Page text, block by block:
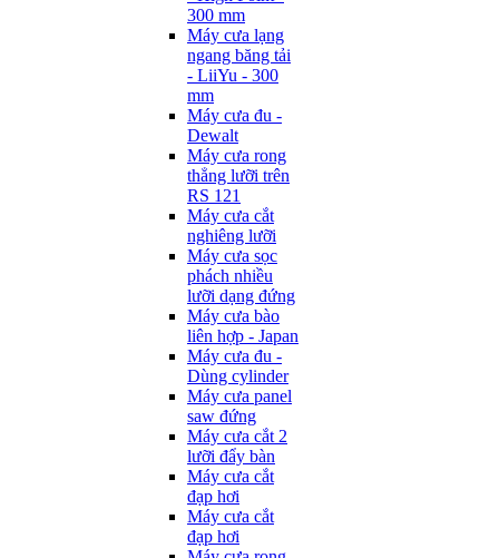
300 mm
Máy cưa lạng
ngang băng tải
- LiiYu - 300
mm
Máy cưa đu -
Dewalt
Máy cưa rong
thẳng lưỡi trên
RS 121
Máy cưa cắt
nghiêng lưỡi
Máy cưa sọc
phách nhiều
lưỡi dạng đứng
Máy cưa bào
liên hợp - Japan
Máy cưa đu -
Dùng cylinder
Máy cưa panel
saw đứng
Máy cưa cắt 2
lưỡi đẩy bàn
Máy cưa cắt
đạp hơi
Máy cưa cắt
đạp hơi